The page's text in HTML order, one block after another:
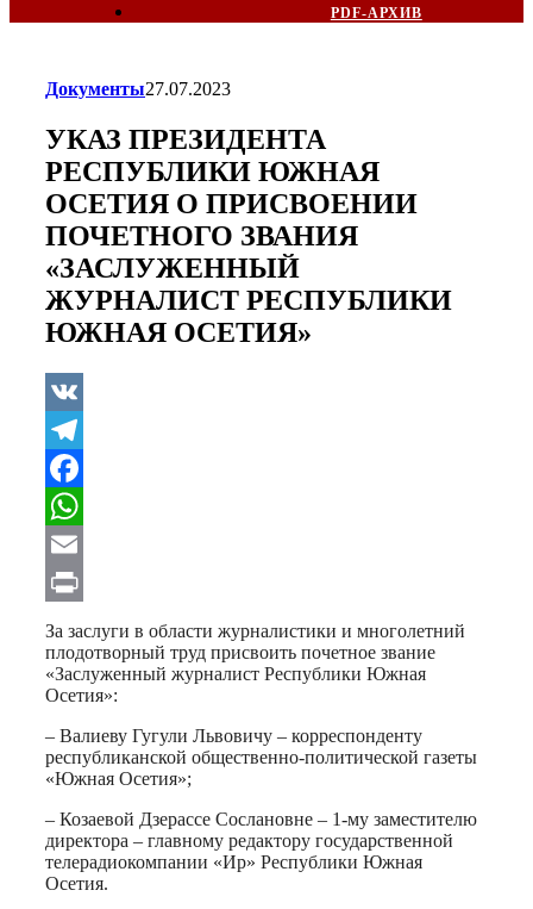
PDF-АРХИВ
Документы27.07.2023
УКАЗ ПРЕЗИДЕНТА
РЕСПУБЛИКИ ЮЖНАЯ
ОСЕТИЯ О ПРИСВОЕНИИ
ПОЧЕТНОГО ЗВАНИЯ
«ЗАСЛУЖЕННЫЙ
ЖУРНАЛИСТ РЕСПУБЛИКИ
ЮЖНАЯ ОСЕТИЯ»
VK
Telegram
Facebook
WhatsApp
Email
Print
За заслуги в области журналистики и многолетний
плодотворный труд присвоить почетное звание
«Заслуженный журналист Республики Южная
Осетия»:
– Валиеву Гугули Львовичу – корреспонденту
республиканской общественно-политической газеты
«Южная Осетия»;
– Козаевой Дзерассе Сослановне – 1-му заместителю
директора – главному редактору государственной
телерадиокомпании «Ир» Республики Южная
Осетия.